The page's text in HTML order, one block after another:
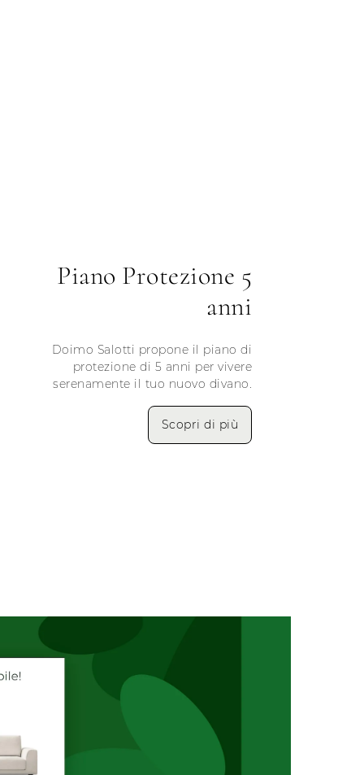
Piano Protezione 5
anni
Doimo Salotti propone il piano di
protezione di 5 anni per vivere
serenamente il tuo nuovo divano.
Scopri di più